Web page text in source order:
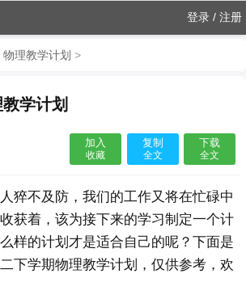
登录 / 注册
物理教学计划 >
学计划
加入
收藏
复制
全文
下载
全文
猝不及防，我们的工作又将在忙碌中
获着，该为接下来的学习制定一个计
样的计划才是适合自己的呢？下面是
下学期物理教学计划，仅供参考，欢